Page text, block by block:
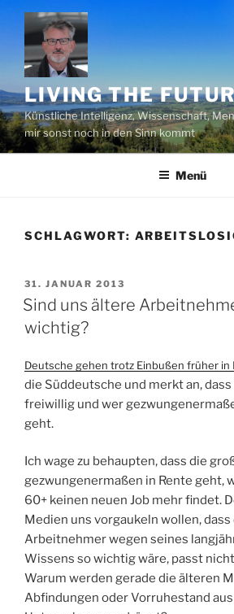
Zum
Inhalt
springen
LIVING THE
Künstliche Intelligenz, Wissenschaft,
mir sonst noch in den Sinn kommt
Menü
SCHLAGWORT:
VERÖFFENTLICHT
AM
31. JANUAR 2013
Sind uns ältere
wichtig?
Deutsche gehen trotz Einbußen früher in
die Süddeutsche und merkt an,
freiwillig und wer
geht.
Ich wage zu behaupten, dass die
gezwungenermaßen in Rente geht,
60+ keinen neuen Job mehr findet.
Medien uns vorgaukeln wollen,
Arbeitnehmer wegen seines
Wissens so wichtig wäre, passt
Warum werden gerade die älteren
Abfindungen oder Vorruhestand